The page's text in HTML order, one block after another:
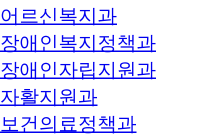
어르신복지과
장애인복지정책과
장애인자립지원과
자활지원과
보건의료정책과